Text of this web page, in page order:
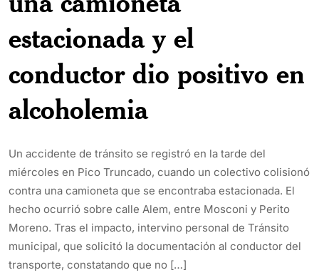
estacionada y el
conductor dio positivo en
alcoholemia
Un accidente de tránsito se registró en la tarde del
miércoles en Pico Truncado, cuando un colectivo colisionó
contra una camioneta que se encontraba estacionada. El
hecho ocurrió sobre calle Alem, entre Mosconi y Perito
Moreno. Tras el impacto, intervino personal de Tránsito
municipal, que solicitó la documentación al conductor del
transporte, constatando que no […]